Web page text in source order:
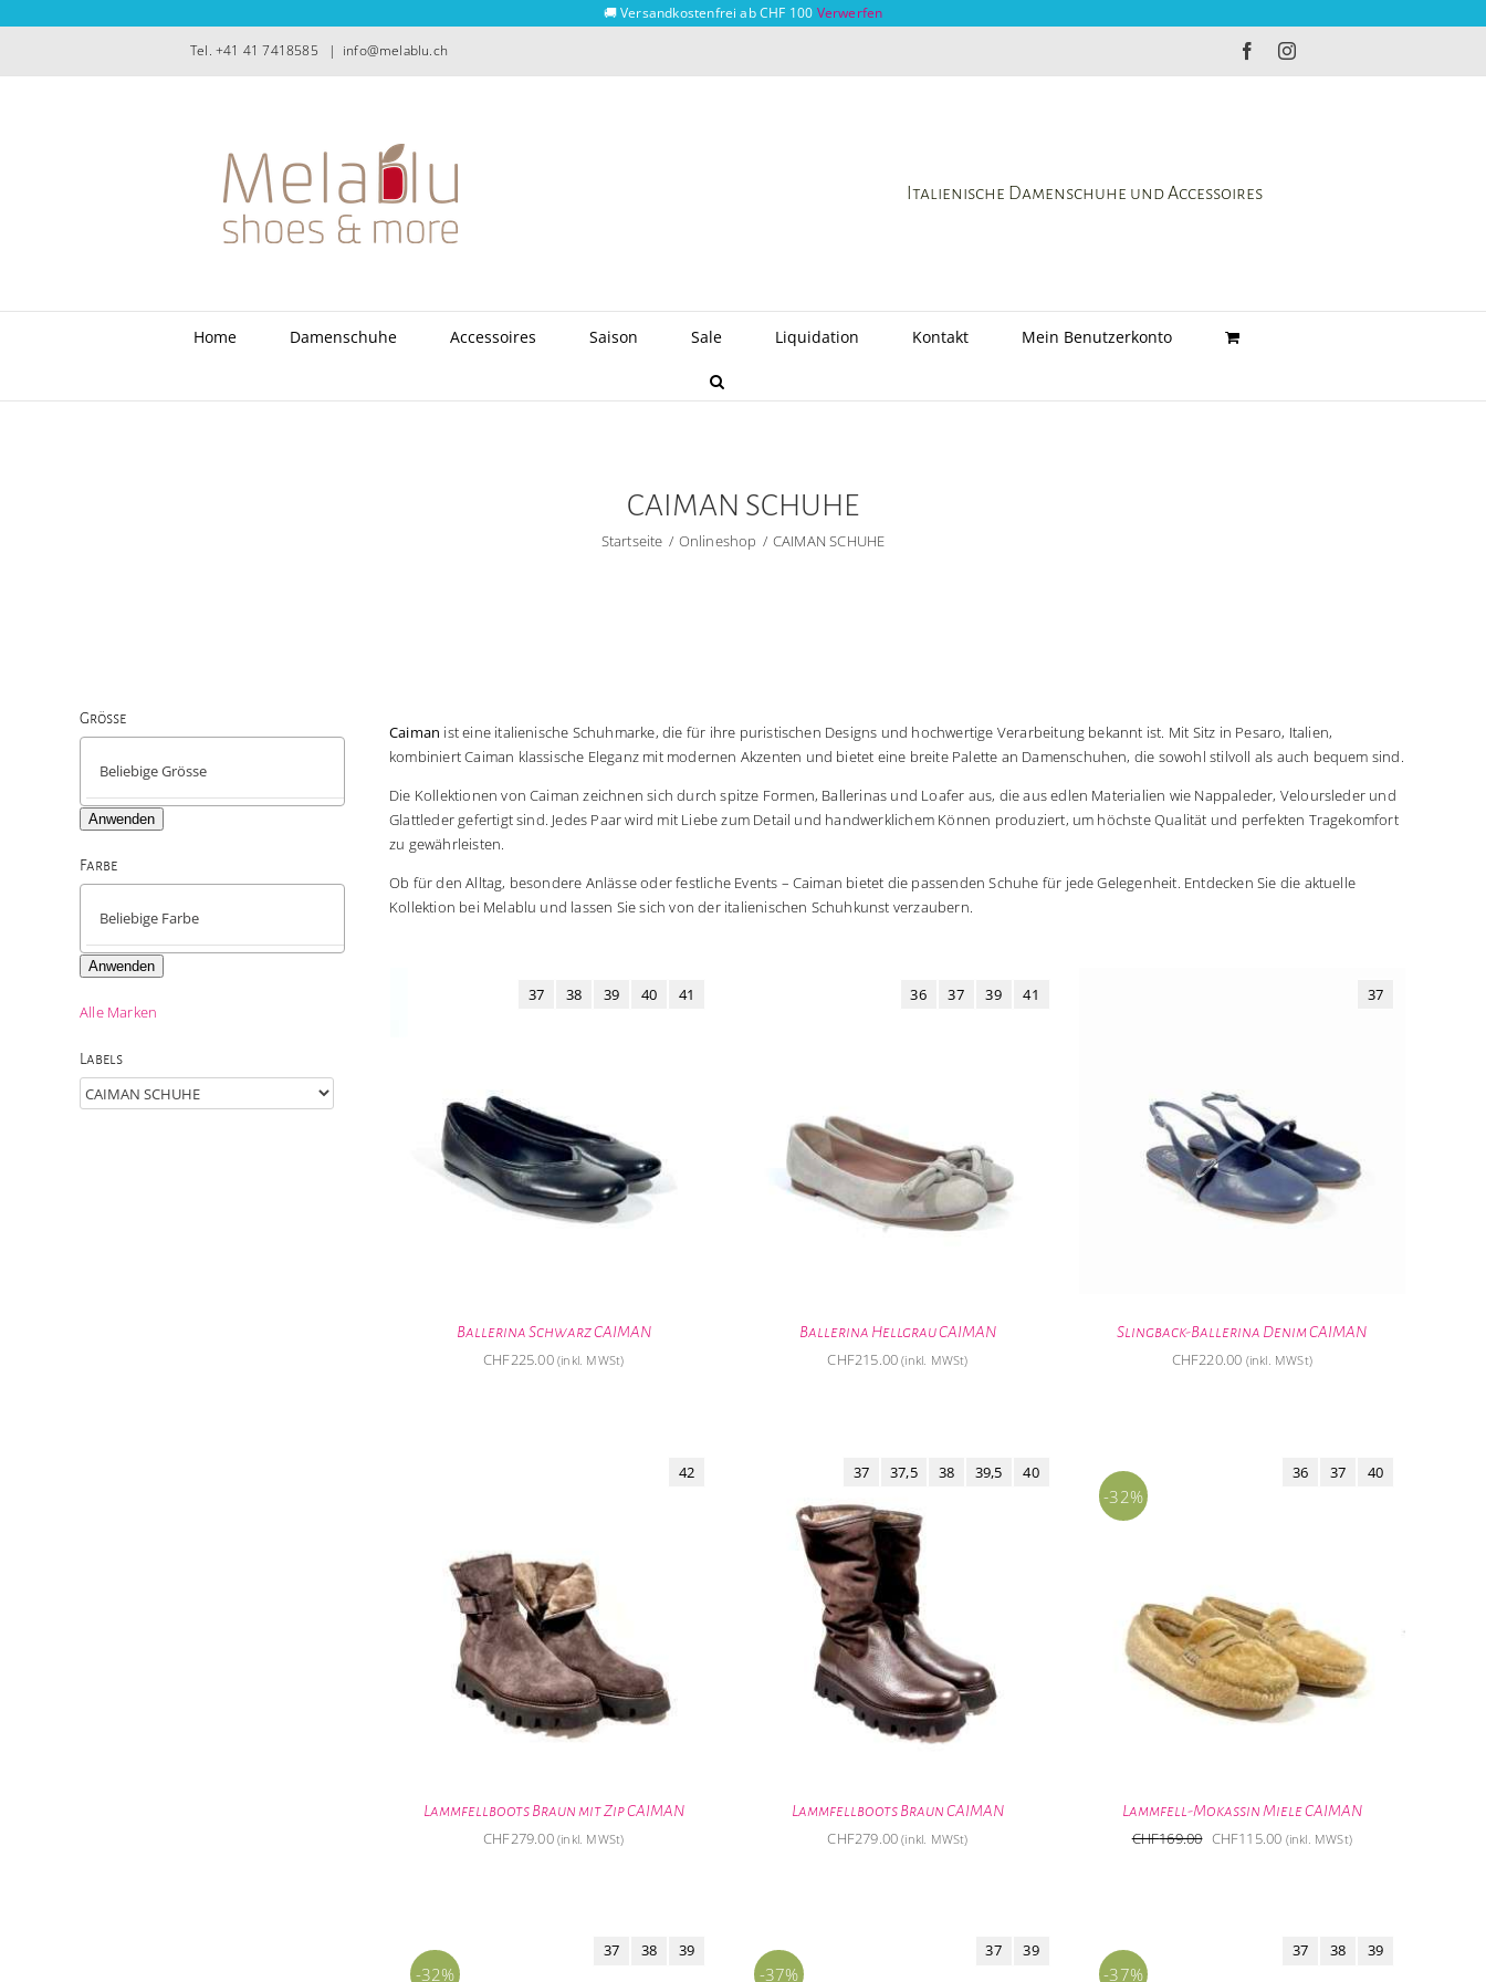
🚚 Versandkostenfrei ab CHF 100 Verwerfen
Tel. +41 41 7418585 | info@melablu.ch FacebookInstagram
Italienische Damenschuhe und Accessoires
Home Damenschuhe Accessoires Saison Sale Liquidation Kontakt Mein Benutzerkonto
CAIMAN SCHUHE
Startseite Onlineshop CAIMAN SCHUHE
Caiman ist eine italienische Schuhmarke, die für ihre puristischen Designs und hochwertige Verarbeitung bekannt ist. Mit Sitz in Pesaro, Italien,
kombiniert Caiman klassische Eleganz mit modernen Akzenten und bietet eine breite Palette an Damenschuhen, die sowohl stilvoll als auch bequem sind.
Die Kollektionen von Caiman zeichnen sich durch spitze Formen, Ballerinas und Loafer aus, die aus edlen Materialien wie Nappaleder, Veloursleder und
Glattleder gefertigt sind. Jedes Paar wird mit Liebe zum Detail und handwerklichem Können produziert, um höchste Qualität und perfekten Tragekomfort
zu gewährleisten.
Ob für den Alltag, besondere Anlässe oder festliche Events – Caiman bietet die passenden Schuhe für jede Gelegenheit. Entdecken Sie die aktuelle
Kollektion bei Melablu und lassen Sie sich von der italienischen Schuhkunst verzaubern.
Ballerina Schwarz CAIMAN
37 38 39 40 41
CHF225.00 (inkl. MWSt)
Ballerina Hellgrau CAIMAN
36 37 39 41
CHF215.00 (inkl. MWSt)
Slingback-Ballerina Denim CAIMAN
37
CHF220.00 (inkl. MWSt)
Lammfellboots Braun mit Zip CAIMAN
42
CHF279.00 (inkl. MWSt)
Lammfellboots Braun CAIMAN
37 37,5 38 39,5 40
CHF279.00 (inkl. MWSt)
-32%
Lammfell-Mokassin Miele CAIMAN
36 37 40
CHF169.00 Ursprünglicher
CHF115.00Aktueller
(inkl. MWSt)
-32%
37 38 39
-37%
37 39
-37%
37 38 39
Grösse
Anwenden
Farbe
Anwenden
Alle Marken
Labels